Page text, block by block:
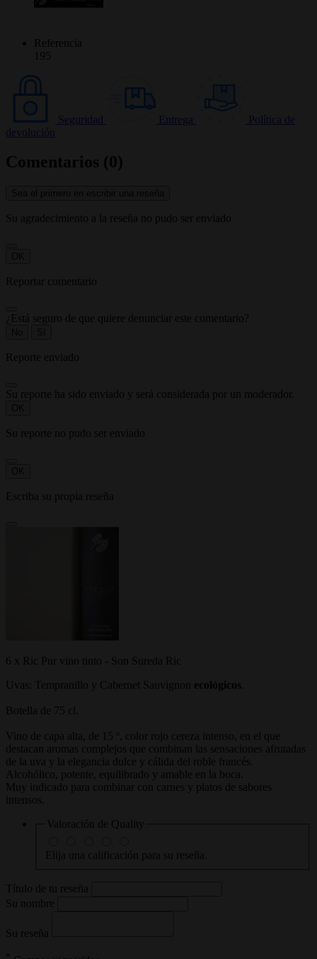
Referencia
195
Seguridad Entrega
Política de
devolución
Comentarios (0)
Su agradecimiento a la reseña no pudo ser enviado
Reportar comentario
¿Está seguro de que quiere denunciar este comentario?
Reporte enviado
Su reporte ha sido enviado y será considerada por un moderador.
Su reporte no pudo ser enviado
Escriba su propia reseña
6 x Ric Pur vino tinto - Son Sureda Ric
Uvas: Tempranillo y Cabernet Sauvignon ecológicos
Botella de 75 cl.
Vino de capa alta, de 15 º, color rojo cereza intenso, en el que
destacan aromas complejos que combinan las sensaciones afrutadas
de la uva y la elegancia dulce y cálida del roble francés.
Alcohólico, potente, equilibrado y amable en la boca.
Muy indicado para combinar con carnes y platos de sabores
intensos.
Valoración de Quality
Elija una calificación para su reseña.
Título de tu reseña
Su nombre
Su reseña